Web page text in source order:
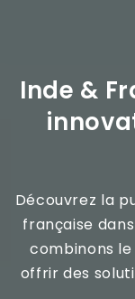
Inde &
Découvrez la
française
combinons
offrir des